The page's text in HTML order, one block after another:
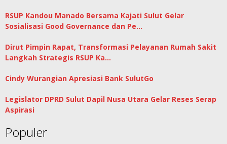
RSUP Kandou Manado Bersama Kajati Sulut Gelar
Sosialisasi Good Governance dan Pe…
Dirut Pimpin Rapat, Transformasi Pelayanan Rumah Sakit
Langkah Strategis RSUP Ka…
Cindy Wurangian Apresiasi Bank SulutGo
Legislator DPRD Sulut Dapil Nusa Utara Gelar Reses Serap
Aspirasi
Populer